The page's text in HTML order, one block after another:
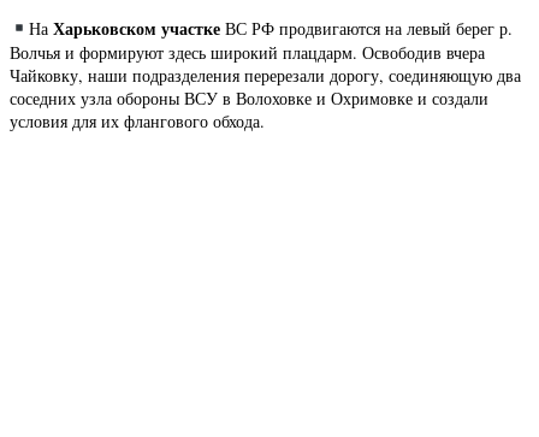
НаХарьковском участке ВС РФ продвигаются на левый берег р.
Волчья и формируют здесь широкий плацдарм. Освободив вчера
Чайковку, наши подразделения перерезали дорогу, соединяющую два
соседних узла обороны ВСУ в Волоховке и Охримовке и создали
условия для их флангового обхода.